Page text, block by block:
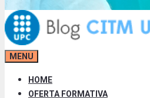
MENU
HOME
OFERTA FORMATIVA